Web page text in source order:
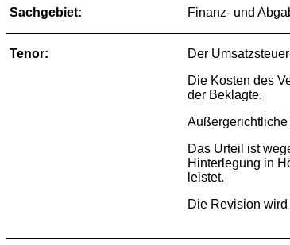
Sachgebiet: Finanz- und
Tenor:
Der
Die Kosten des
der Beklagte.
Das Urteil ist
Hinterlegung in
leistet.
Die Revision